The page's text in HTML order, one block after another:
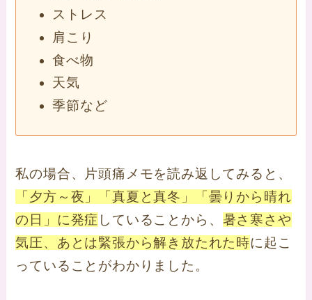
ストレス
肩こり
食べ物
天気
季節など
私の場合、片頭痛メモを読み返してみると、
「夕方～夜」「真夏と真冬」「曇りから晴れ
の日」に発症 していることから、 暑さ寒さや
気圧、あとは緊張から解き放たれた時に起こ
っていることがわかりました。